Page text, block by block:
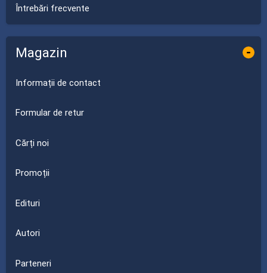
Întrebări frecvente
Magazin -
Informații de contact
Formular de retur
Cărți noi
Promoții
Edituri
Autori
Parteneri